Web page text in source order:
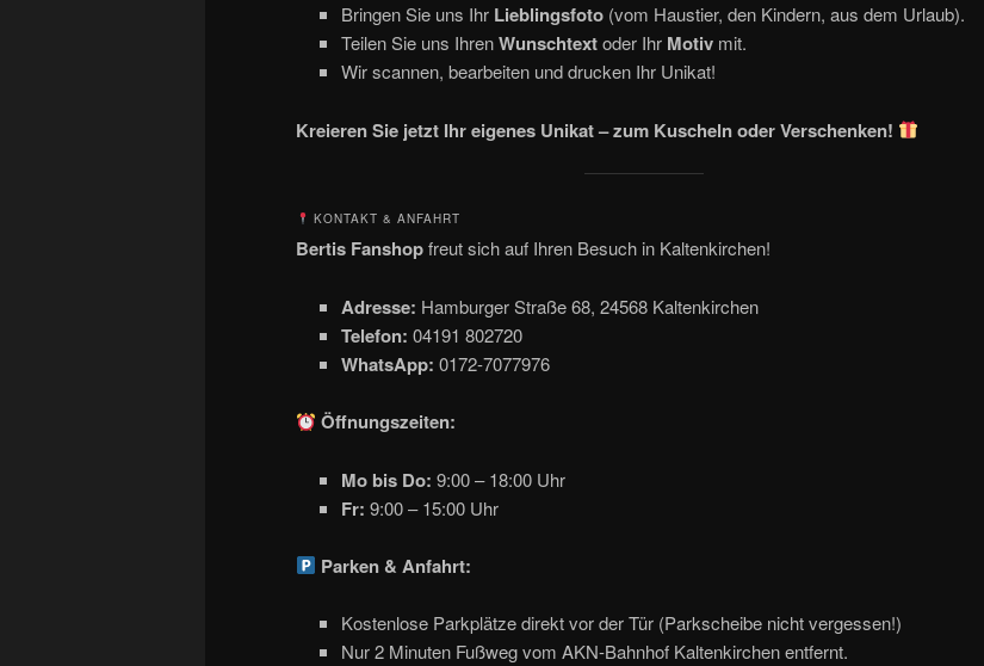
Bringen Sie uns Ihr Lieblingsfoto(vom Haustier, den Kindern, aus dem Urlaub).
Teilen Sie uns IhrenWunschtextoder Ihr Motivmit.
Wir scannen, bearbeiten und drucken Ihr Unikat!
Kreieren Sie jetzt Ihr eigenes Unikat – zum Kuscheln oder Verschenken!
KONTAKT & ANFAHRT
Bertis Fanshopfreut sich auf Ihren Besuch in Kaltenkirchen!
Adresse: Hamburger Straße 68, 24568 Kaltenkirchen
Telefon: 04191 802720
WhatsApp: 0172-7077976
Öffnungszeiten:
Mo bis Do: 9:00 – 18:00 Uhr
Fr: 9:00 – 15:00 Uhr
Parken & Anfahrt:
Kostenlose Parkplätze direkt vor der Tür (Parkscheibe nicht vergessen!)
Nur 2 Minuten Fußweg vom AKN-Bahnhof Kaltenkirchen entfernt.